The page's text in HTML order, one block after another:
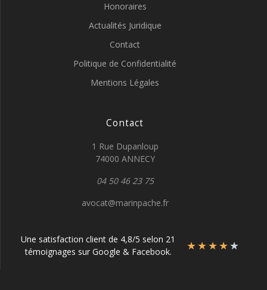
Honoraires
Actualités Juridique
Contact
Politique de Confidentialité
Mentions Légales
Contact
1 Rue Dupanloup
74000 ANNECY
04 50 46 23 75
avocat@marinpache.fr
Une satisfaction client de 4,8/5 selon 21
témoignages sur Google & Facebook.
★★★★★